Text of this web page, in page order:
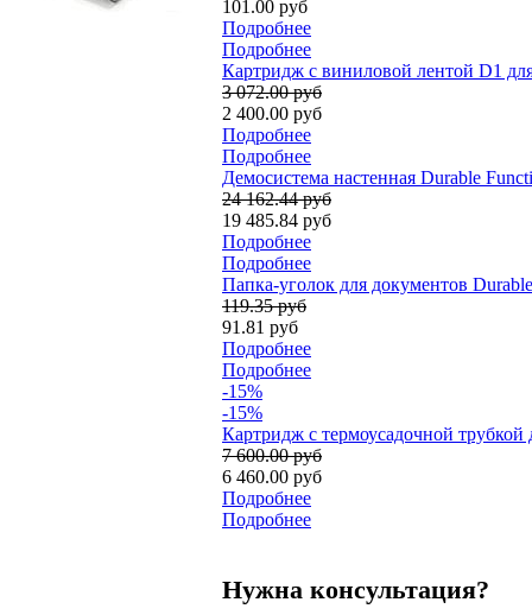
101.00 руб
Подробнее
Подробнее
Картридж с виниловой лентой D1
3 072.00 руб
2 400.00 руб
Подробнее
Подробнее
Демосистема настенная Durable
24 162.44 руб
19 485.84 руб
Подробнее
Подробнее
Папка-уголок для документов
119.35 руб
91.81 руб
Подробнее
Подробнее
-15%
-15%
Картридж с термоусадочной
7 600.00 руб
6 460.00 руб
Подробнее
Подробнее
Нужна консультация?